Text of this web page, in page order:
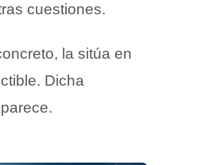
cuestiones.
la sitúa en
Dicha